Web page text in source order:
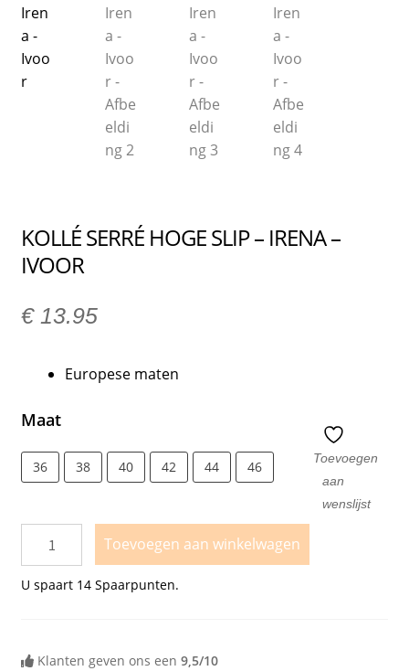
KOLLÉ SERRÉ HOGE SLIP – IRENA –
IVOOR
€13.95
Europese maten
Maat
36 38 40 42 44 46
Toevoegen aan winkelwagen
U spaart 14Spaarpunten.
Toevoegen
aan
wenslijst
Klanten geven ons een 9,5/10